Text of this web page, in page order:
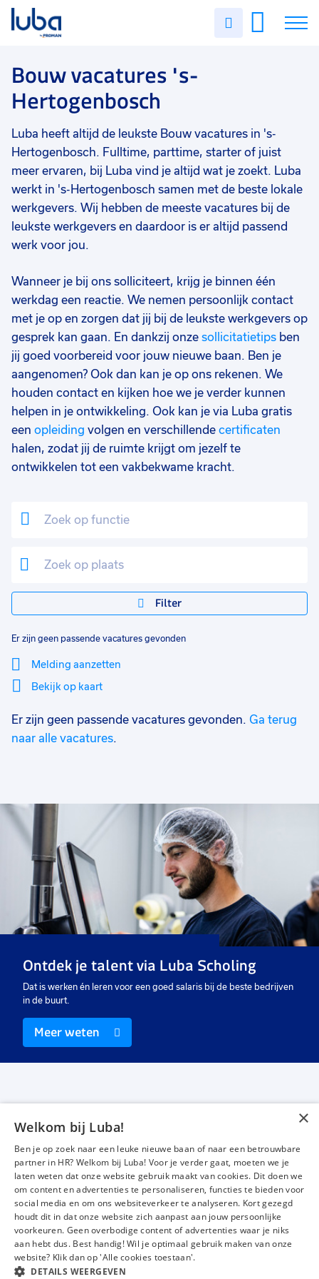
Uren
Vacatures
Over ons
Voor werkgevers
Contact
Bouw vacatures 's-
Hertogenbosch
Luba heeft altijd de leukste Bouw vacatures in 's-
Hertogenbosch. Fulltime, parttime, starter of juist
meer ervaren, bij Luba vind je altijd wat je zoekt. Luba
werkt in 's-Hertogenbosch samen met de beste lokale
werkgevers. Wij hebben de meeste vacatures bij de
leukste werkgevers en daardoor is er altijd passend
werk voor jou.
Wanneer je bij ons solliciteert, krijg je binnen één
werkdag een reactie. We nemen persoonlijk contact
met je op en zorgen dat jij bij de leukste werkgevers op
gesprek kan gaan. En dankzij onze sollicitatietips ben
jij goed voorbereid voor jouw nieuwe baan. Ben je
aangenomen? Ook dan kan je op ons rekenen. We
houden contact en kijken hoe we je verder kunnen
helpen in je ontwikkeling. Ook kan je via Luba gratis
een opleiding volgen en verschillende certificaten
halen, zodat jij de ruimte krijgt om jezelf te
ontwikkelen tot een vakbekwame kracht.
Filter
Filter vacatures
Vakgebied 0
Opleidingsniveau
Uren per week 0
Er zijn geen passende vacatures gevonden
Melding aanzetten
Bekijk op kaart
Sluiten
Er zijn geen passende vacatures gevonden. Ga terug
naar alle vacatures.
Ontdek je talent via Luba Scholing
Dat is werken én leren voor een goed salaris bij de beste bedrijven
in de buurt.
Meer weten
Werken bij Luba
Voor werkgevers
Mijn Luba
Contact
InstagramFacebookLinkedIn YouTube
×
Welkom bij Luba!
Ben je op zoek naar een leuke nieuwe baan of naar een betrouwbare
partner in HR? Welkom bij Luba! Voor je verder gaat, moeten we je
laten weten dat onze website gebruik maakt van cookies. Dit doen we
om content en advertenties te personaliseren, functies te bieden voor
social media en om ons websiteverkeer te analyseren. Kort gezegd
houdt dit in dat onze website zich aanpast aan jouw persoonlijke
voorkeuren. Geen overbodige content of advertenties waar je niks
aan hebt dus. Best handig! Wil je optimaal gebruik maken van onze
website? Klik dan op 'Alle cookies toestaan'.
DETAILS WEERGEVEN